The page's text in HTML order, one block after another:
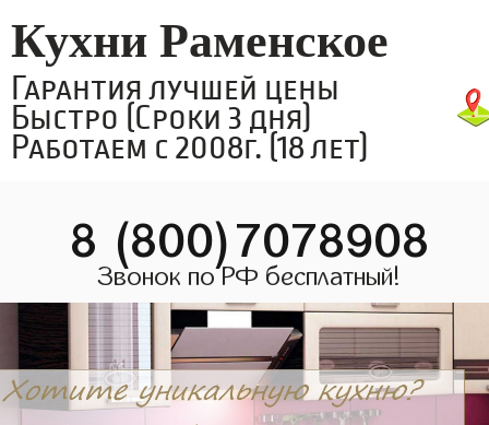
Кухни Раменское
Гарантия лучшей цены
Быстро (Сроки 3 дня)
Работаем с 2008г. (18 лет)
8 (800)7078908
Звонок по РФ бесплатный!